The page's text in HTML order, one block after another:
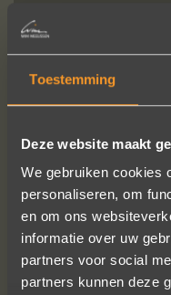
Toestemming
Deze website maakt
We gebruiken cookies
personaliseren, om
en om ons
informatie over uw
partners voor social
partners kunnen deze
READ MORE
FOLLOW